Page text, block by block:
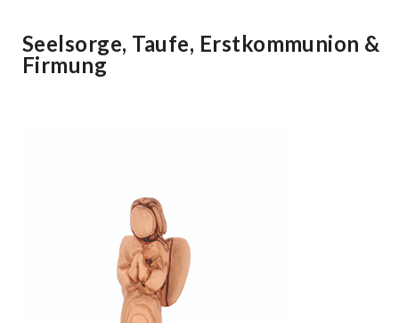
Seelsorge, Taufe, Erstkommunion &
Firmung